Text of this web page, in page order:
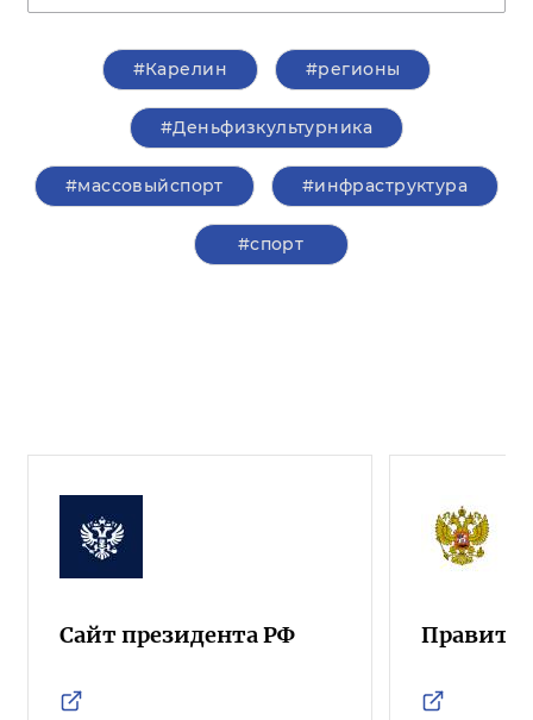
#Карелин #регионы
#Деньфизкультурника
#массовыйспорт #инфраструктура
#спорт
Сайт президента РФ